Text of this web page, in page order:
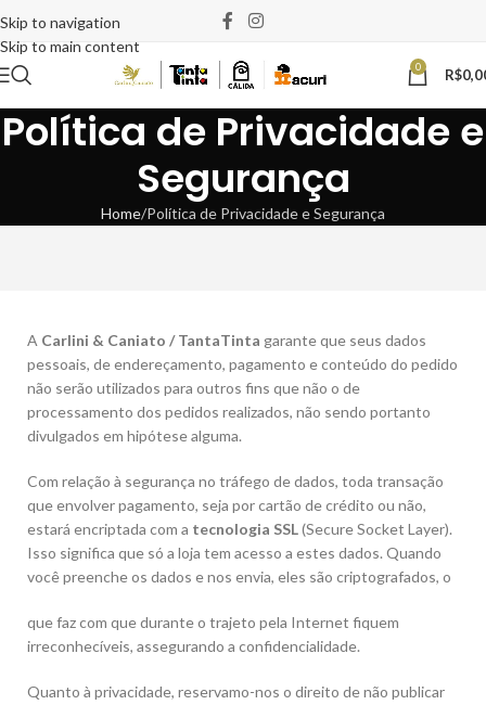
Skip to navigation
Skip to main content
0 R$
Política de Privacidade e
Segurança
Home Política de Privacidade e Segurança
A Carlini & Caniato / TantaTinta garante que seus dados
pessoais, de endereçamento, pagamento e conteúdo do pedido
não serão utilizados para outros fins que não o de
processamento dos pedidos realizados, não sendo portanto
divulgados em hipótese alguma.
Com relação à segurança no tráfego de dados, toda transação
que envolver pagamento, seja por cartão de crédito ou não,
estará encriptada com a tecnologia SSL(Secure Socket Layer).
Isso significa que só a loja tem acesso a estes dados. Quando
você preenche os dados e nos envia, eles são criptografados, o
que faz com que durante o trajeto pela Internet fiquem
irreconhecíveis, assegurando a confidencialidade.
Quanto à privacidade, reservamo-nos o direito de não publicar